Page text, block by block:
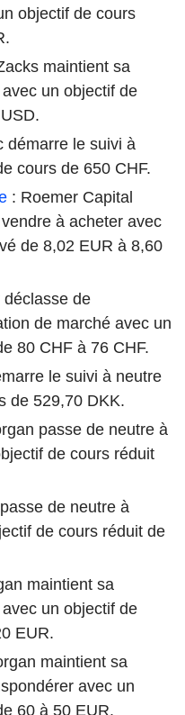
objectif de cours
maintient sa
un objectif de
démarre le suivi à
cours de 650 CHF.
: Roemer Capital
à acheter avec
de 8,02 EUR à 8,60
déclasse de
de marché avec un
80 CHF à 76 CHF.
le suivi à neutre
de 529,70 DKK.
passe de neutre à
de cours réduit
de neutre à
de cours réduit de
maintient sa
un objectif de
EUR.
maintient sa
avec un
60 à 50 EUR.